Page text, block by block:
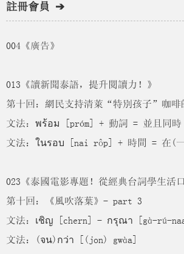
註冊會員 ➔
004《廣告》
013《讀新聞泰語，提升閱讀力！》
第十回：網民支持清萊“特別孩子”咖啡
文法：พร้อม [próm] + 動詞 = 並且同時
文法：ในรอบ [nai rôp] + 時間 = 在(
023《泰國電影專題！從經典台詞學生活口
第十回：《風吹落葉》- part 3
文法：เชิญ [chern] - กรุณา [gà-rú-
文法：(จน)กว่า [(jon) gwàa]